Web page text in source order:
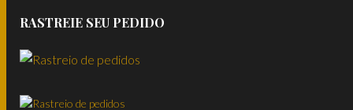
RASTREIE SEU PEDIDO